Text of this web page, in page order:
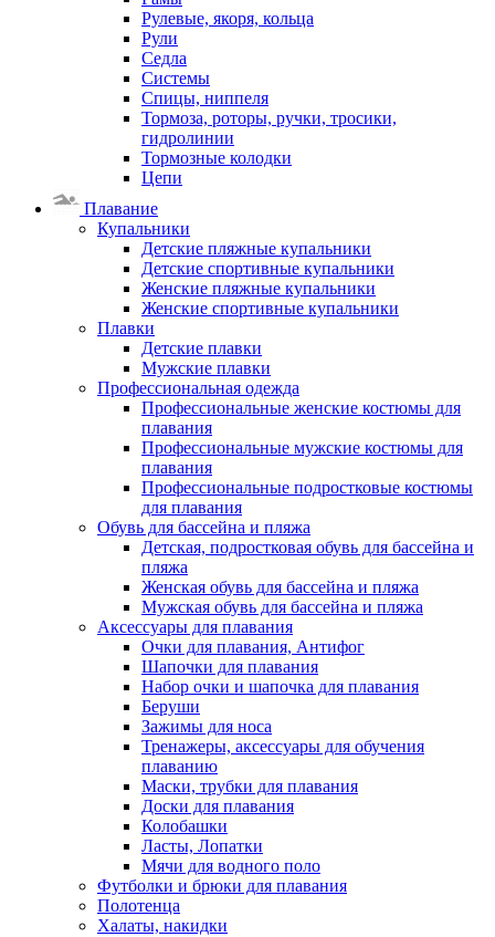
Рулевые, якоря, кольца
Рули
Седла
Системы
Спицы, ниппеля
Тормоза, роторы, ручки, тросики,
гидролинии
Тормозные колодки
Цепи
Плавание
Купальники
Детские пляжные купальники
Детские спортивные купальники
Женские пляжные купальники
Женские спортивные купальники
Плавки
Детские плавки
Мужские плавки
Профессиональная одежда
Профессиональные женские костюмы для
плавания
Профессиональные мужские костюмы для
плавания
Профессиональные подростковые костюмы
для плавания
Обувь для бассейна и пляжа
Детская, подростковая обувь для бассейна и
пляжа
Женская обувь для бассейна и пляжа
Мужская обувь для бассейна и пляжа
Аксессуары для плавания
Очки для плавания, Антифог
Шапочки для плавания
Набор очки и шапочка для плавания
Беруши
Зажимы для носа
Тренажеры, аксессуары для обучения
плаванию
Маски, трубки для плавания
Доски для плавания
Колобашки
Ласты, Лопатки
Мячи для водного поло
Футболки и брюки для плавания
Полотенца
Халаты, накидки